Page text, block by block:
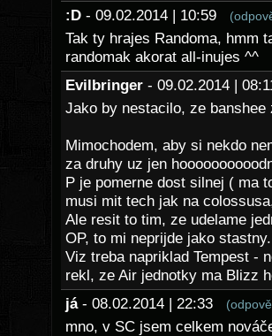
:D - 09.02.2014 | 10:59
Tak ty hrajes Randoma, hmm
randomak akorat all-inujes ^^
Evilbringer - 09.02.2014 |
Jako by nestacilo, ze
Mimochodem, aby si nekdo
za druhy uz jen
P je pomerne dost silnej ( ma
musi mit tech jak na
Ale resit to tim, ze udelame
OP, to mi neprijde jako
Viz treba napriklad Tempest -
rekl, ze Air jednotky ma Blizz
já - 08.02.2014 | 22:33
mno, v SC jsem celkem